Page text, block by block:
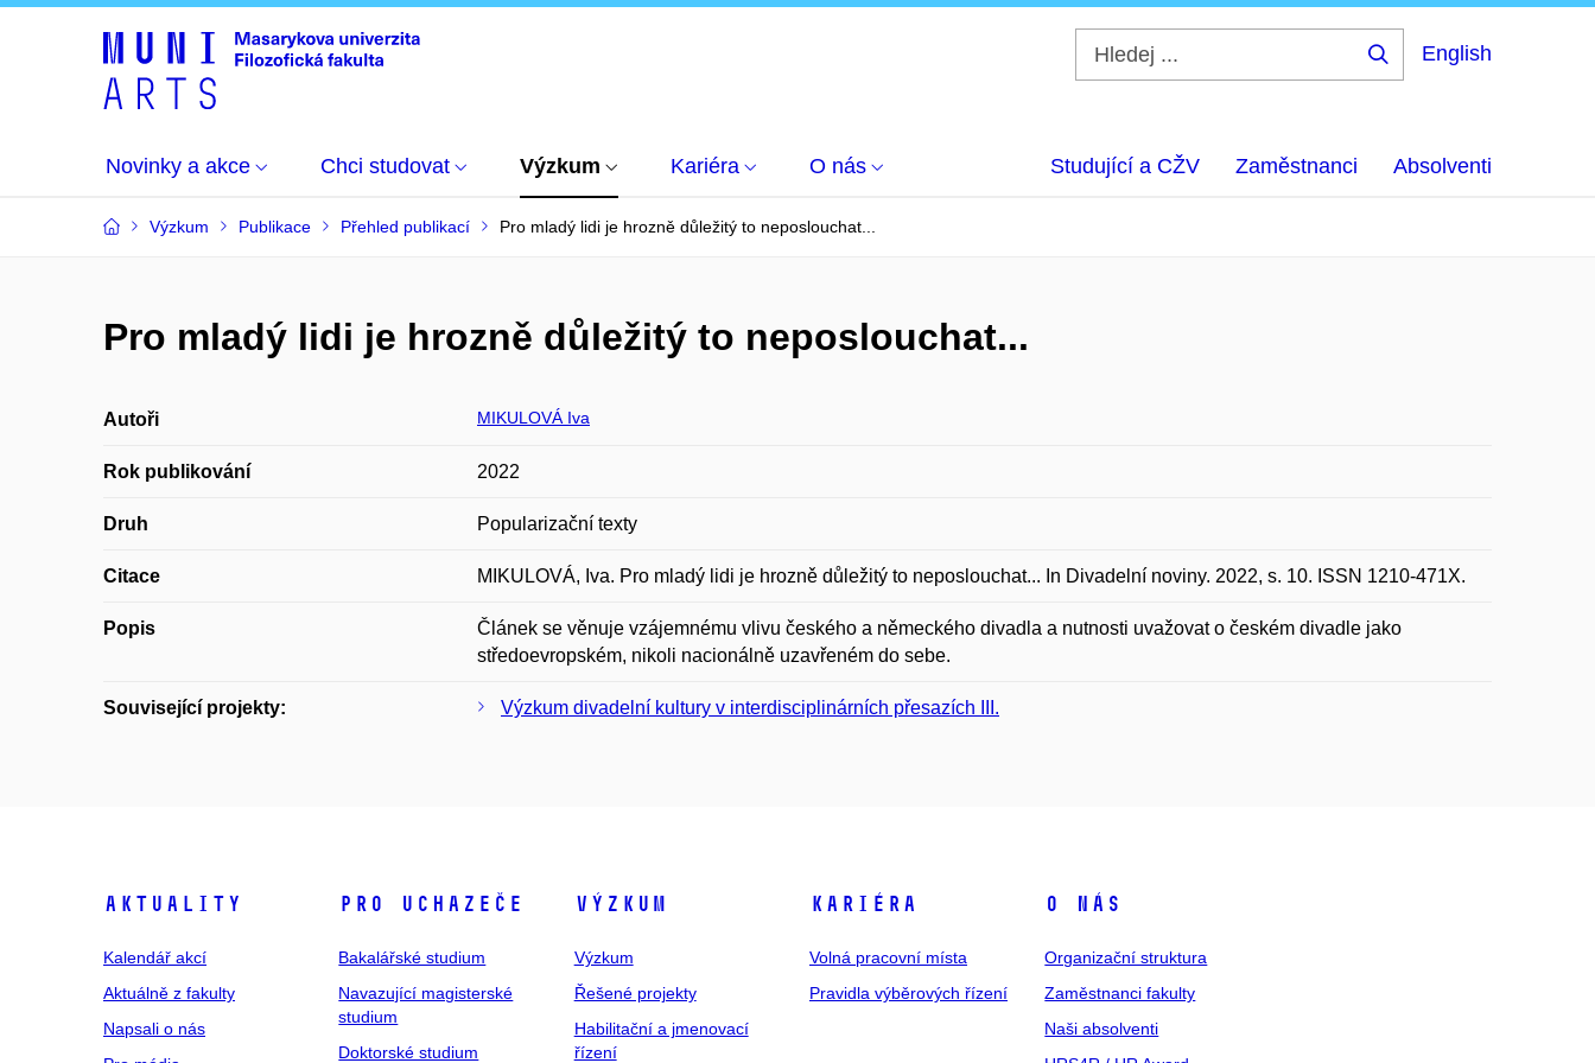
English
Novinky a akce Chci studovat Výzkum Kariéra O nás Studující a CŽV Zaměstnanci Absolventi
Výzkum Publikace Přehled publikací Pro mladý lidi je hrozně důležitý to neposlouchat...
Pro mladý lidi je hrozně důležitý to neposlouchat...
Autoři MIKULOVÁ Iva
Rok publikování 2022
Druh Popularizační texty
Citace MIKULOVÁ, Iva. Pro mladý lidi je hrozně důležitý to neposlouchat... In Divadelní noviny. 2022, s. 10. ISSN 1210-471X.
Popis
Článek se věnuje vzájemnému vlivu českého a německého divadla a nutnosti uvažovat o českém divadle jako
středoevropském, nikoli nacionálně uzavřeném do sebe.
Související projekty: Výzkum divadelní kultury v interdisciplinárních přesazích III.
Aktuality
Kalendář akcí
Aktuálně z fakulty
Napsali o nás
Pro uchazeče
Bakalářské studium
Navazující magisterské
studium
Doktorské studium
Výzkum
Výzkum
Řešené projekty
Habilitační a jmenovací
řízení
Kariéra
Volná pracovní místa
Pravidla výběrových řízení
O nás
Organizační struktura
Zaměstnanci fakulty
Naši absolventi